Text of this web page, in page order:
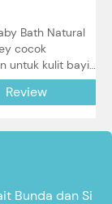
Bath Natural
cocok
untuk kulit bayi
bahkan kulit
Simak
Review
Bunda dan Si